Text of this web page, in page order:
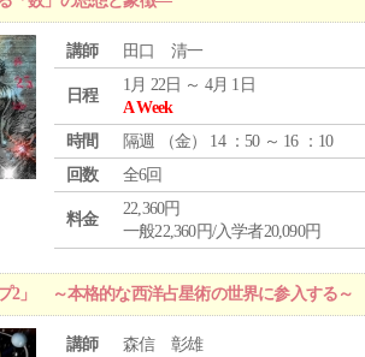
講師 田口 清一
日程
1月 22日 ～ 4月 1日
A Week
時間
隔週 （金） 14 ：50 ～ 16 ：10
回数
全6回
料金
22,360円
一般22,360円/入学者20,090円
2」 ～本格的な西洋占星術の世界に参入する～
講師 森信 彰雄